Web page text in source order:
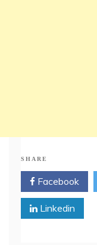
SHARE
Facebook
Linkedin